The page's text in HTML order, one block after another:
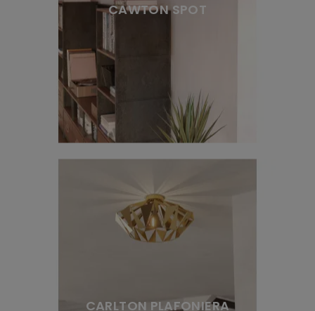
CAWTON SPOT
CARLTON PLAFONIERA